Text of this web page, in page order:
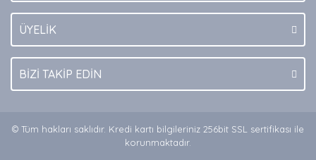
ÜYELİK
BİZİ TAKİP EDİN
© Tüm hakları saklıdır. Kredi kartı bilgileriniz 256bit SSL sertifikası ile
korunmaktadır.